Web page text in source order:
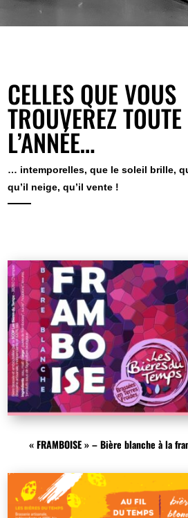
CELLES QUE VOUS
TROUVEREZ TOUTE
L’ANNÉE…
… intemporelles, que le soleil brille,
qu’il neige, qu’il vente !
« FRAMBOISE » – Bière blanche à la